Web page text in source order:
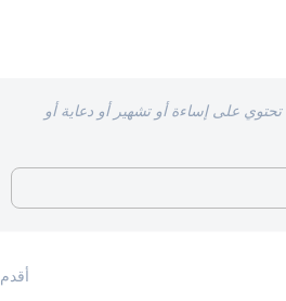
تحتوي على إساءة أو تشهير أو دعاية أو
أقدم